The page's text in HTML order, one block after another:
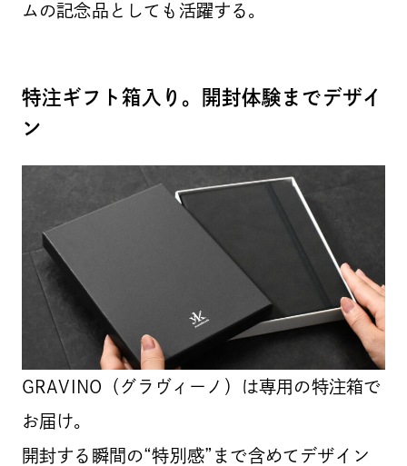
ムの記念品としても活躍する。
特注ギフト箱入り。開封体験までデザイ
ン
GRAVINO（グラヴィーノ）は専用の特注箱で
お届け。
開封する瞬間の“特別感”まで含めてデザイン